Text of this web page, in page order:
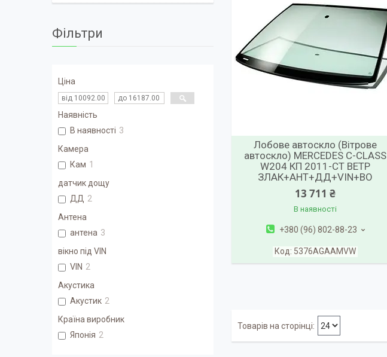
Лобове автоскло (Вітрове
автоскло) MERCEDES C-CLASS
W204 КП 2011-СТ ВЕТР
ЗЛАК+АНТ+ДД+VIN+ВО
13 711 ₴
В наявності
+380 (96) 802-88-23
5376AGAAMVW
Фільтри
Ціна
Наявність
В наявності 3
Камера
Кам 1
датчик дощу
ДД 2
Антена
антена 3
вікно під VIN
VIN 2
Акустика
Акустик 2
Країна виробник
Японія 2